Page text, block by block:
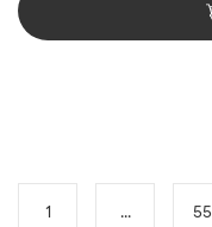
1 ... 55